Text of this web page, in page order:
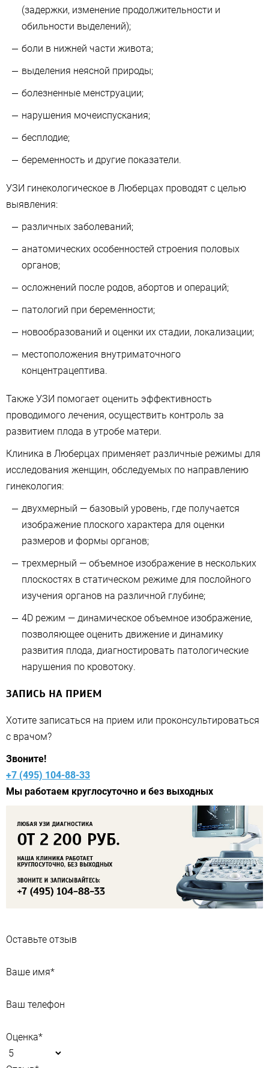
(задержки, изменение продолжительности и
обильности выделений);
боли в нижней части живота;
выделения неясной природы;
болезненные менструации;
нарушения мочеиспускания;
бесплодие;
беременность и другие показатели.
УЗИ гинекологическое в Люберцах проводят с целью
выявления:
различных заболеваний;
анатомических особенностей строения половых
органов;
осложнений после родов, абортов и операций;
патологий при беременности;
новообразований и оценки их стадии, локализации;
местоположения внутриматочного
концентрацептива.
Также УЗИ помогает оценить эффективность
проводимого лечения, осуществить контроль за
развитием плода в утробе матери.
Клиника в Люберцах применяет различные режимы для
исследования женщин, обследуемых по направлению
гинекология:
двухмерный — базовый уровень, где получается
изображение плоского характера для оценки
размеров и формы органов;
трехмерный — объемное изображение в нескольких
плоскостях в статическом режиме для послойного
изучения органов на различной глубине;
4D режим — динамическое объемное изображение,
позволяющее оценить движение и динамику
развития плода, диагностировать патологические
нарушения по кровотоку.
ЗАПИСЬ НА ПРИЕМ
Хотите записаться на прием или проконсультироваться
с врачом?
Звоните!
+7 (495) 104-88-33
Мы работаем круглосуточно и без выходных
Оставьте отзыв
Ваше имя*
Ваш телефон
Оценка*